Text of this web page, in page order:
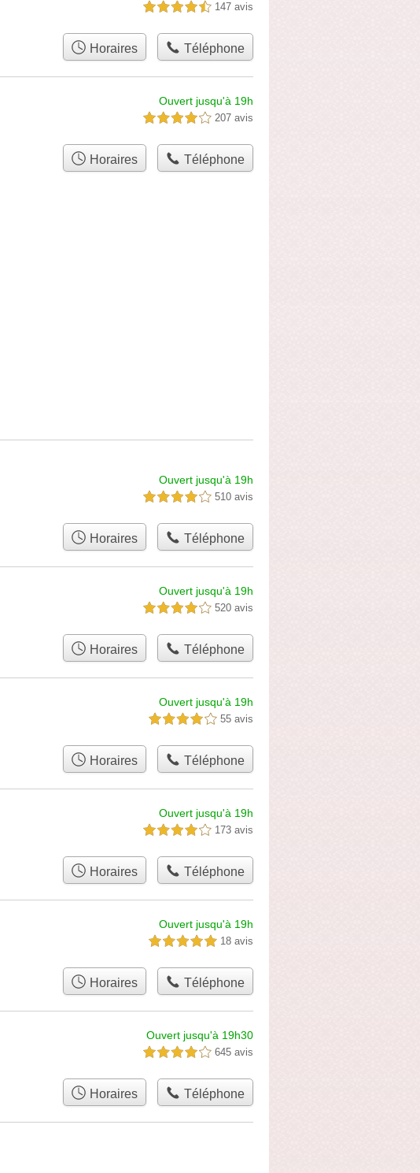
4,5 étoiles sur 5 147 avis
Horaires Téléphone
Ouvert jusqu'à 19h
4,0 étoiles sur 5 207 avis
Horaires Téléphone
Ouvert jusqu'à 19h
4,0 étoiles sur 5 510 avis
Horaires Téléphone
Ouvert jusqu'à 19h
4,0 étoiles sur 5 520 avis
Horaires Téléphone
Ouvert jusqu'à 19h
4,0 étoiles sur 5 55 avis
Horaires Téléphone
Ouvert jusqu'à 19h
4,0 étoiles sur 5 173 avis
Horaires Téléphone
Ouvert jusqu'à 19h
5,0 étoiles sur 5 18 avis
Horaires Téléphone
Ouvert jusqu'à 19h30
4,0 étoiles sur 5 645 avis
Horaires Téléphone